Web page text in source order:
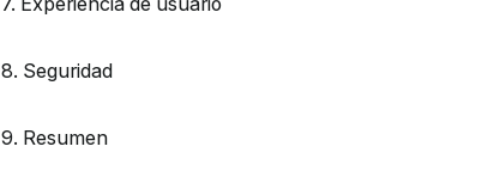
8. Seguridad
9. Resumen